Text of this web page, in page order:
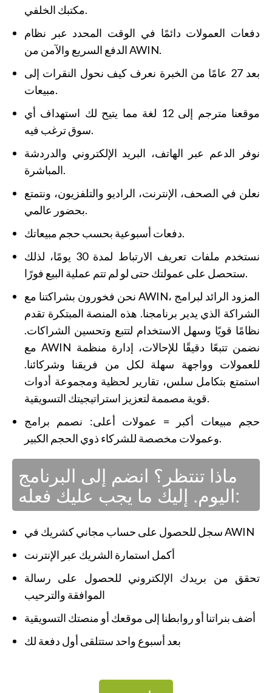
مكتبك الخلفي.
دفعات العمولات دائمًا في الوقت المحدد عبر نظام
الدفع السريع والآمن من AWIN.
بعد 27 عامًا من الخبرة نعرف كيف نحول النقرات إلى
مبيعات.
موقعنا مترجم إلى 12 لغة مما يتيح لك استهداف أي
سوق ترغب فيه.
نوفر الدعم عبر الهاتف، البريد الإلكتروني والدردشة
المباشرة.
نعلن في الصحف، الإنترنت، الراديو والتلفزيون، ونتمتع
بحضور عالمي.
دفعات أسبوعية بحسب حجم مبيعاتك.
نستخدم ملفات تعريف الارتباط لمدة 30 يومًا، لذلك
ستحصل على عمولتك حتى لو لم تتم عملية البيع فورًا.
نحن فخورون بشراكتنا مع AWIN، المزود الرائد لبرامج
الشراكة الذي يدير برنامجنا. هذه المنصة المبتكرة تقدم
نظامًا قويًا وسهل الاستخدام لتتبع وتحسين الشراكات.
مع AWIN نضمن تتبعًا دقيقًا للإحالات، إدارة منظمة
للعمولات وواجهة سهلة لكل من فريقنا وشركائنا.
استمتع بتكامل سلس، تقارير لحظية ومجموعة أدوات
قوية مصممة لتعزيز استراتيجيتك التسويقية.
حجم مبيعات أكبر = عمولات أعلى: نصمم برامج
وعمولات مخصصة للشركاء ذوي الحجم الكبير.
ماذا تنتظر؟ انضم إلى البرنامج
اليوم. إليك ما يجب عليك فعله:
سجل للحصول على حساب مجاني كشريك في AWIN
أكمل استمارة الشريك عبر الإنترنت
تحقق من بريدك الإلكتروني للحصول على رسالة
الموافقة والترحيب
أضف بنراتنا أو روابطنا إلى موقعك أو منصتك التسويقية
بعد أسبوع واحد ستتلقى أول دفعة لك